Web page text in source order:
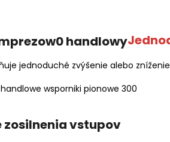
jednoduché zvýšenie alebo
zosilnenia vstupov